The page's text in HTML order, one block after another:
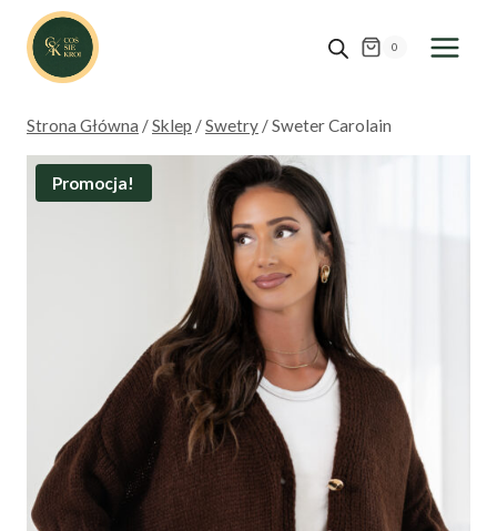
Przejdź
treści
0
Strona Główna /Sklep /Swetry /Sweter Carolain
Promocja!